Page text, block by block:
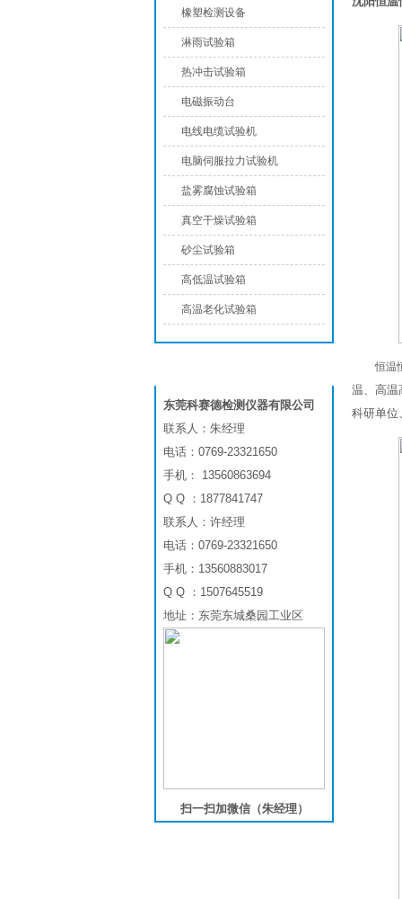
恒温
温、高温
科研单位
橡塑检测设备
淋雨试验箱
热冲击试验箱
电磁振动台
电线电缆试验机
电脑伺服拉力试验机
盐雾腐蚀试验箱
真空干燥试验箱
砂尘试验箱
高低温试验箱
高温老化试验箱
东莞科赛德检测仪器有限公司
联系人：朱经理
电话：0769-23321650
手机： 13560863694
Q Q ：1877841747
联系人：许经理
电话：0769-23321650
手机：13560883017
Q Q ：1507645519
地址：东莞东城桑园工业区
扫一扫加微信（朱经理）